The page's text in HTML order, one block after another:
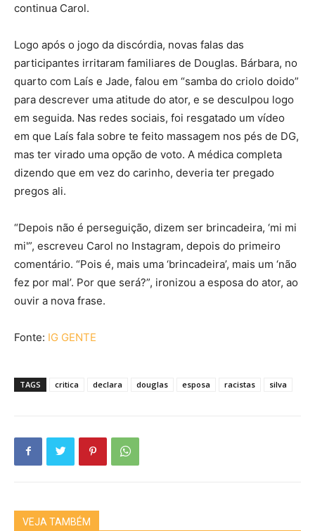
continua Carol.
Logo após o jogo da discórdia, novas falas das
participantes irritaram familiares de Douglas. Bárbara, no
quarto com Laís e Jade, falou em “samba do criolo doido”
para descrever uma atitude do ator, e se desculpou logo
em seguida. Nas redes sociais, foi resgatado um vídeo
em que Laís fala sobre te feito massagem nos pés de DG,
mas ter virado uma opção de voto. A médica completa
dizendo que em vez do carinho, deveria ter pregado
pregos ali.
“Depois não é perseguição, dizem ser brincadeira, ‘mi mi
mi'”, escreveu Carol no Instagram, depois do primeiro
comentário. “Pois é, mais uma ‘brincadeira’, mais um ‘não
fez por mal’. Por que será?”, ironizou a esposa do ator, ao
ouvir a nova frase.
Fonte: IG GENTE
TAGS critica declara douglas esposa racistas silva
VEJA TAMBÉM